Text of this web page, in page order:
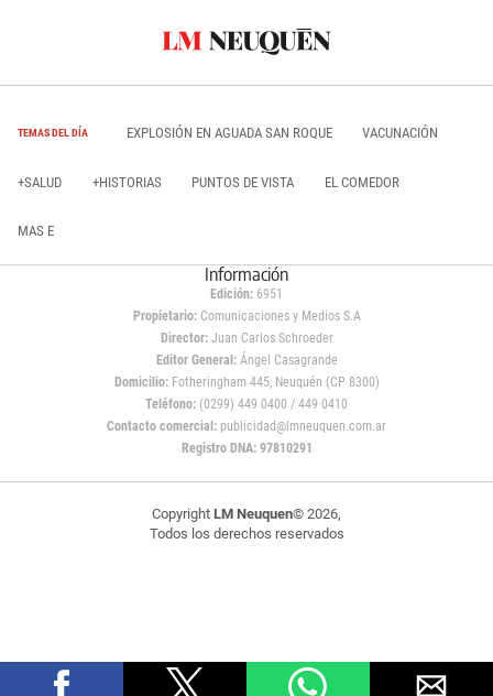
TEMAS DEL DÍA EXPLOSIÓN EN AGUADA SAN ROQUE VACUNACIÓN
+SALUD +HISTORIAS PUNTOS DE VISTA EL COMEDOR
MAS E
Información
Edición: 6951
Propietario:Comunicaciones y Medios S.A
Director: Juan Carlos Schroeder
Editor General:Ángel Casagrande
Domicilio:Fotheringham 445, Neuquén (CP 8300)
Teléfono: (0299) 449 0400 / 449 0410
Contacto comercial: publicidad@lmneuquen.com.ar
Registro DNA: 97810291
Copyright LM Neuquen© 2026,
Todos los derechos reservados